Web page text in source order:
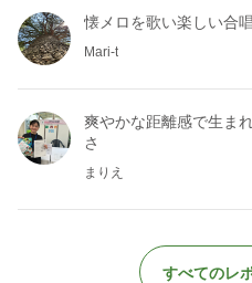
懐メロを歌い楽しい合唱
Mari-t
爽やかな距離感で生ま
さ
まりえ
すべてのレ